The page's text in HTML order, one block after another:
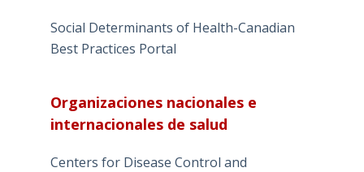
Social Determinants of Health-Canadian
Best Practices Portal
Organizaciones nacionales e
internacionales de salud
Centers for Disease Control and